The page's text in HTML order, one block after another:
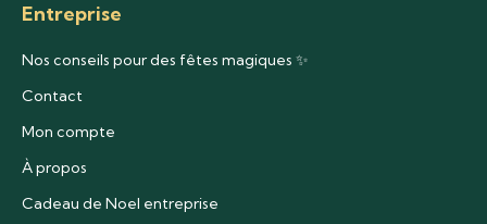
Entreprise
Nos conseils pour des fêtes magiques ✨
Contact
Mon compte
À propos
Cadeau de Noel entreprise